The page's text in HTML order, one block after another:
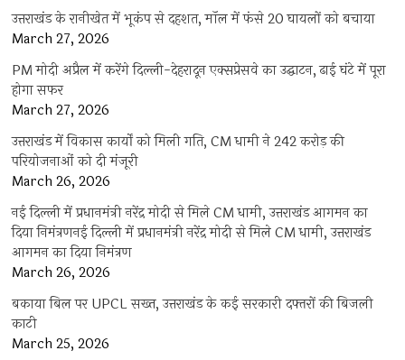
उत्तराखंड के रानीखेत में भूकंप से दहशत, मॉल में फंसे 20 घायलों को बचाया
March 27, 2026
PM मोदी अप्रैल में करेंगे दिल्ली-देहरादून एक्सप्रेसवे का उद्घाटन, ढाई घंटे में पूरा
होगा सफर
March 27, 2026
उत्तराखंड में विकास कार्यों को मिली गति, CM धामी ने 242 करोड़ की
परियोजनाओं को दी मंजूरी
March 26, 2026
नई दिल्ली में प्रधानमंत्री नरेंद्र मोदी से मिले CM धामी, उत्तराखंड आगमन का
दिया निमंत्रणनई दिल्ली में प्रधानमंत्री नरेंद्र मोदी से मिले CM धामी, उत्तराखंड
आगमन का दिया निमंत्रण
March 26, 2026
बकाया बिल पर UPCL सख्त, उत्तराखंड के कई सरकारी दफ्तरों की बिजली
काटी
March 25, 2026